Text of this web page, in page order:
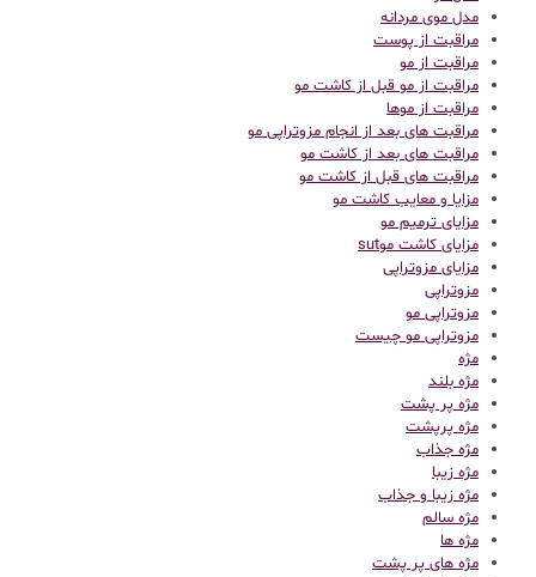
مدل موی مردانه
مراقبت از پوست
مراقبت از مو
مراقبت از مو قبل از کاشت مو
مراقبت از موها
مراقبت های بعد از انجام مزوتراپی مو
مراقبت های بعد از کاشت مو
مراقبت های قبل از کاشت مو
مزایا و معایب کاشت مو
مزایای ترمیم مو
مزایای کاشت موsut
مزایای مزوتراپی
مزوتراپی
مزوتراپی مو
مزوتراپی مو چیست
مژه
مژه بلند
مژه پر پشت
مژه پرپشت
مژه جذاب
مژه زیبا
مژه زیبا و جذاب
مژه سالم
مژه ها
مژه های پر پشت